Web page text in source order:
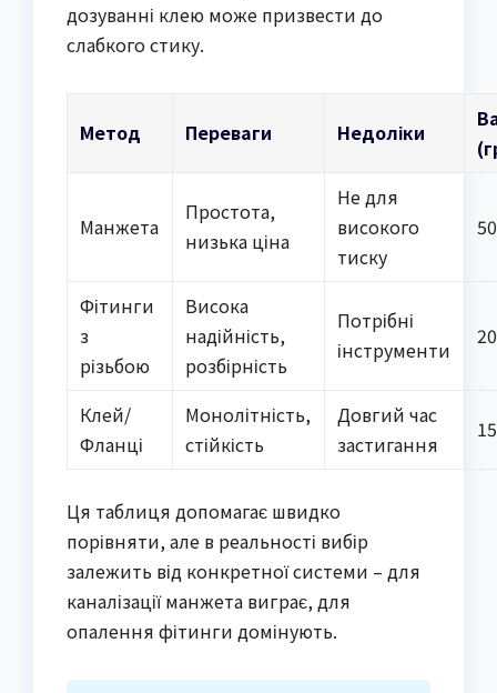
дозуванні клею може призвести до
слабкого стику.
Метод Переваги Недоліки
Манжета
Простота,
низька ціна
Не для
високого
тиску
Фітинги
з
різьбою
Висока
надійність,
розбірність
Потрібні
інструменти
Клей/
Фланці
Монолітність,
стійкість
Довгий час
застигання
Ця таблиця допомагає швидко
порівняти, але в реальності вибір
залежить від конкретної системи – для
каналізації манжета виграє, для
опалення фітинги домінують.